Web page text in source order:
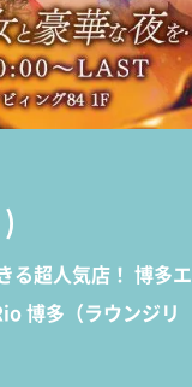
)
る超人気店！ 博多エ
博多（ラウンジリ